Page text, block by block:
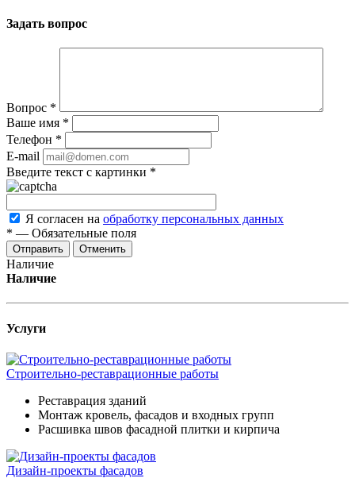
Задать вопрос
Вопрос *
Ваше имя *
Телефон *
E-mail
Введите текст с картинки *
Я согласен на обработку персональных данных
* — Обязательные поля
Отменить
Наличие
Наличие
Услуги
Строительно-реставрационные работы
Реставрация зданий
Монтаж кровель, фасадов и входных групп
Расшивка швов фасадной плитки и кирпича
Дизайн-проекты фасадов